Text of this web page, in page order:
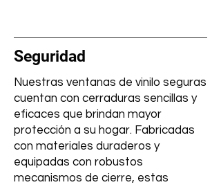
Seguridad
Nuestras ventanas de vinilo seguras
cuentan con cerraduras sencillas y
eficaces que brindan mayor
protección a su hogar. Fabricadas
con materiales duraderos y
equipadas con robustos
mecanismos de cierre, estas